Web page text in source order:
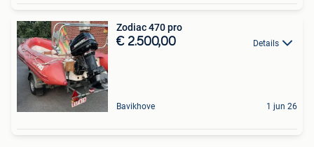
Zodiac 470 pro
€ 2.500,00 Details
Bavikhove 1 jun 26